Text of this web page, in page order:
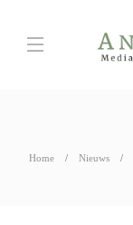
Home Nieuws